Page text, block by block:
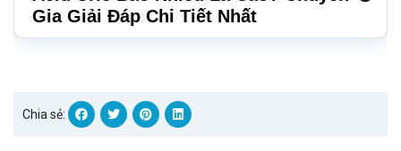
Gia Giải Đáp Chi Tiết Nhất
Chia sẻ: